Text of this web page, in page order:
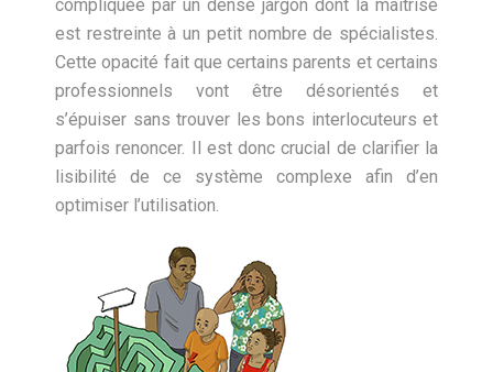
compliquée par un dense jargon dont la maitrise
est restreinte à un petit nombre de spécialistes.
Cette opacité fait que certains parents et certains
professionnels vont être désorientés et
s’épuiser sans trouver les bons interlocuteurs et
parfois renoncer. Il est donc crucial de clarifier la
lisibilité de ce système complexe afin d’en
optimiser l’utilisation.